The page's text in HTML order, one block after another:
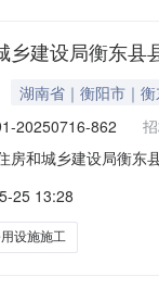
乡建设局衡东县
湖南省｜衡阳市｜
20250716-862
房和城乡建设局衡东
计划编号：
25 13:28
设施施工